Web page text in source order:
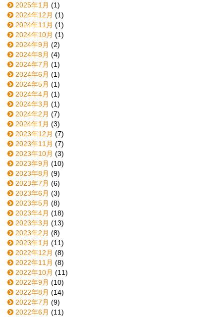
2025年1月 (1)
2024年12月 (1)
2024年11月 (1)
2024年10月 (1)
2024年9月 (2)
2024年8月 (4)
2024年7月 (1)
2024年6月 (1)
2024年5月 (1)
2024年4月 (1)
2024年3月 (1)
2024年2月 (7)
2024年1月 (3)
2023年12月 (7)
2023年11月 (7)
2023年10月 (3)
2023年9月 (10)
2023年8月 (9)
2023年7月 (6)
2023年6月 (3)
2023年5月 (8)
2023年4月 (18)
2023年3月 (13)
2023年2月 (8)
2023年1月 (11)
2022年12月 (8)
2022年11月 (8)
2022年10月 (11)
2022年9月 (10)
2022年8月 (14)
2022年7月 (9)
2022年6月 (11)